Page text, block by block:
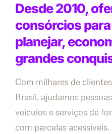
Desde 2010,
consórcios
planejar,
grandes
Com milhares de
Brasil, ajudamos
veículos e serviços de
com parcelas